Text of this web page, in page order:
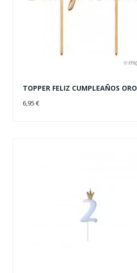
TOPPER FELIZ CUMPLEAÑOS ORO
6,95 €